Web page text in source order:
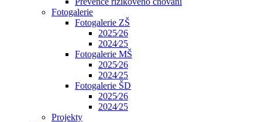
Fotogalerie
Fotogalerie ZŠ
2025⁄26
2024⁄25
Fotogalerie MŠ
2025⁄26
2024⁄25
Fotogalerie ŠD
2025⁄26
2024⁄25
Projekty